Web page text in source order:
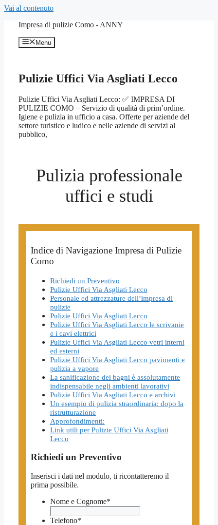
Vai al contenuto
Impresa di pulizie Como - ANNY
Menu
Pulizie Uffici Via Asgliati Lecco
Pulizie Uffici Via Asgliati Lecco: ✅ IMPRESA DI
PULIZIE COMO – Servizio di qualità di prim’ordine.
Igiene e pulizia in ufficio a casa. Offerte per aziende del
settore turistico e ludico e nelle aziende di servizi al
pubblico,
Pulizia professionale
uffici e studi
Indice di Navigazione Impresa di Pulizie
Como
Richiedi un Preventivo
Pulizie Uffici Via Asgliati Lecco
Personale ed attrezzature dell’impresa di
pulizie
Pulizie Uffici Via Asgliati Lecco
Pulizie Uffici Via Asgliati Lecco le scrivanie
e i cavi elettrici
Pulizie Uffici Via Asgliati Lecco vetri interni
ed esterni
Pulizie Uffici Via Asgliati Lecco pavimenti e
pulizia a vapore
La sanificazione dei bagni è assolutamente
indispensabile negli ambienti lavorativi
Pulizie Uffici Via Asgliati Lecco e archivi
Un esempio di pulizia straordinaria: dopo la
ristrutturazione
Approfondimenti:
Link utili per Pulizie Uffici Via Asgliati
Lecco
Richiedi un Preventivo
Inserisci i dati nel modulo, ti ricontatteremo il
prima possibile.
Nome e Cognome*
Telefono*